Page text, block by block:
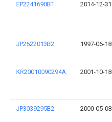
EP2241690B1 2014-12-31
JP2622013B2 1997-06-18
KR20010090294A 2001-10-18
JP3039295B2 2000-05-08